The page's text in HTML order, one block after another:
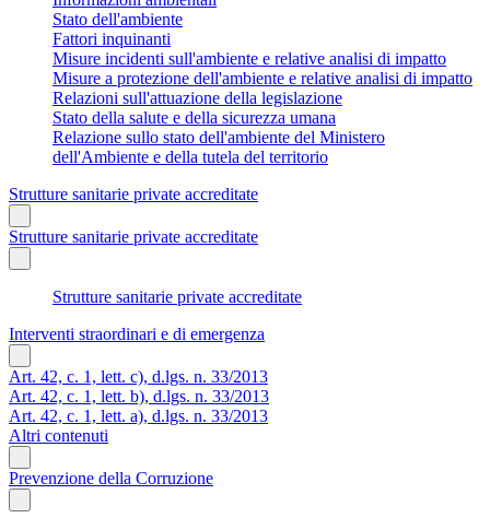
Stato dell'ambiente
Fattori inquinanti
Misure incidenti sull'ambiente e relative analisi di impatto
Misure a protezione dell'ambiente e relative analisi di impatto
Relazioni sull'attuazione della legislazione
Stato della salute e della sicurezza umana
Relazione sullo stato dell'ambiente del Ministero
dell'Ambiente e della tutela del territorio
Strutture sanitarie private accreditate
Strutture sanitarie private accreditate
Strutture sanitarie private accreditate
Interventi straordinari e di emergenza
Art. 42, c. 1, lett. c), d.lgs. n. 33/2013
Art. 42, c. 1, lett. b), d.lgs. n. 33/2013
Art. 42, c. 1, lett. a), d.lgs. n. 33/2013
Altri contenuti
Prevenzione della Corruzione